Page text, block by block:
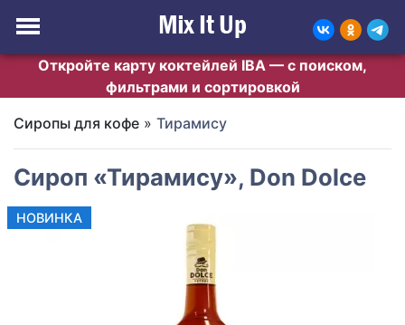
Откройте карту коктейлей IBA — с поиском,
фильтрами и сортировкой
Сиропы для кофе » Тирамису
Сироп «Тирамису», Don Dolce
НОВИНКА